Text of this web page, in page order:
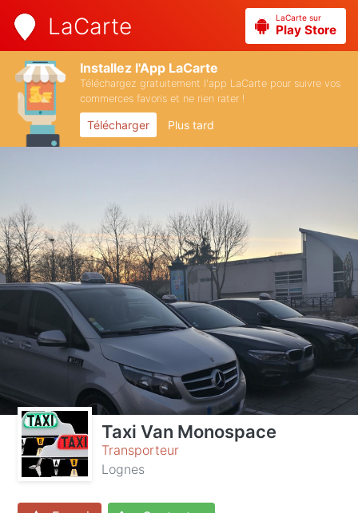
LaCarte LaCarte sur
Play Store
Installez l'App LaCarte
Téléchargez gratuitement l'app LaCarte pour suivre vos
commerces favoris et ne rien rater !
Télécharger Plus tard
Taxi Van Monospace
Transporteur
Lognes